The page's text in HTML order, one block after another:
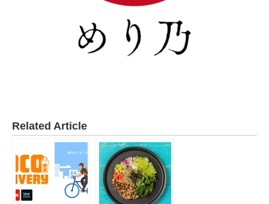
Related Article